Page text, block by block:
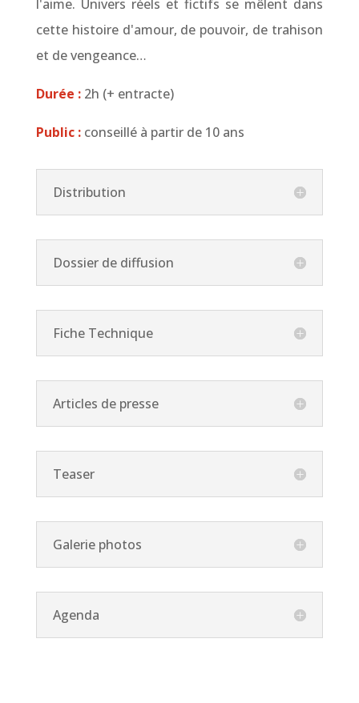
l'aime. Univers réels et fictifs se mêlent dans
cette histoire d'amour, de pouvoir, de trahison
et de vengeance…
Durée :2h (+ entracte)
Public :conseillé à partir de 10 ans
Distribution
Dossier de diffusion
Fiche Technique
Articles de presse
Teaser
Galerie photos
Agenda